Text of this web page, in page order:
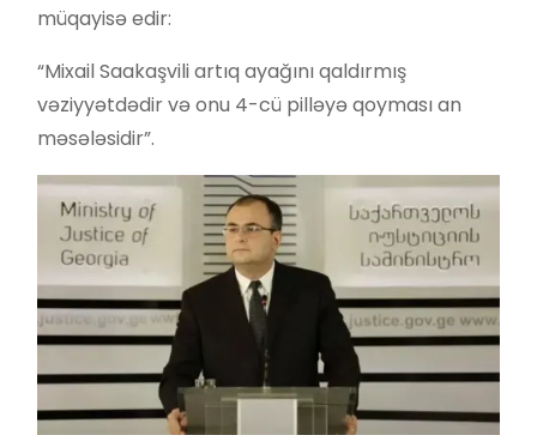
müqayisə edir:
“Mixail Saakaşvili artıq ayağını qaldırmış
vəziyyətdədir və onu 4-cü pilləyə qoyması an
məsələsidir”.